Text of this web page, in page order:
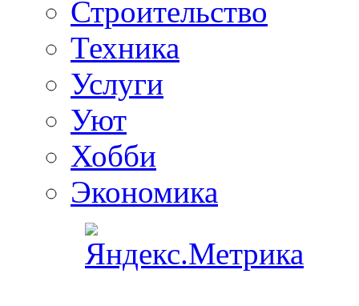
Строительство
Техника
Услуги
Уют
Хобби
Экономика